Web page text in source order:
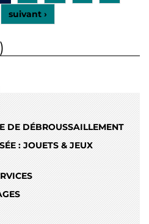
suivant ›
DE DÉBROUSSAILLEMENT
: JOUETS & JEUX